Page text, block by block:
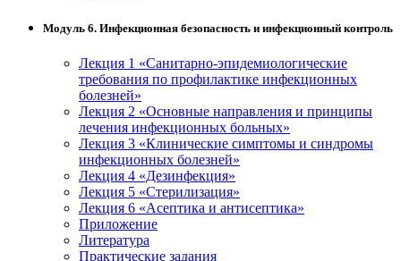
Модуль 6. Инфекционная безопасность и инфекционный контроль
Лекция 1 «Санитарно-эпидемиологические
требования по профилактике инфекционных
болезней»
Лекция 2 «Основные направления и принципы
лечения инфекционных больных»
Лекция 3 «Клинические симптомы и синдромы
инфекционных болезней»
Лекция 4 «Дезинфекция»
Лекция 5 «Стерилизация»
Лекция 6 «Асептика и антисептика»
Приложение
Литература
Практические задания